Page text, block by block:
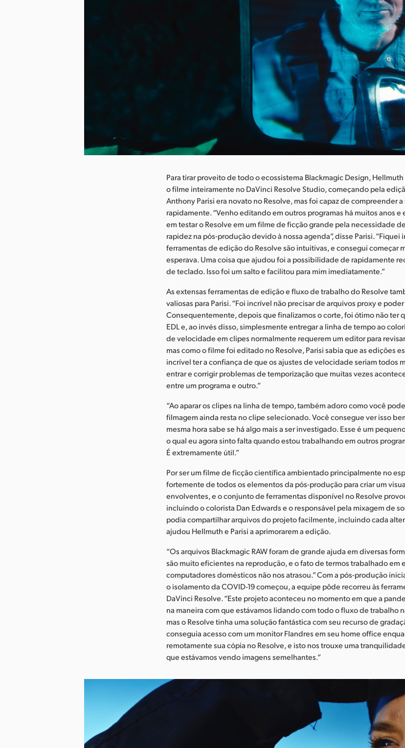
Para tirar proveito de todo o ecossistema Blackmagic Design,
o filme inteiramente no DaVinci Resolve Studio, começando pela
Anthony Parisi era novato no Resolve, mas foi capaz de compreender
rapidamente. “Venho editando em outros programas há muitos anos e
em testar o Resolve em um filme de ficção grande pela necessidade
rapidez na pós-produção devido à nossa agenda”, disse Parisi. “Fiquei
ferramentas de edição do Resolve são intuitivas, e consegui começar
esperava. Uma coisa que ajudou foi a possibilidade de rapidamente
de teclado. Isso foi um salto e facilitou para mim imediatamente.”
As extensas ferramentas de edição e fluxo de trabalho do Resolve
valiosas para Parisi. “Foi incrível não precisar de arquivos proxy e
Consequentemente, depois que finalizamos o corte, foi ótimo não ter
EDL e, ao invés disso, simplesmente entregar a linha de tempo ao
de velocidade em clipes normalmente requerem um editor para
mas como o filme foi editado no Resolve, Parisi sabia que as edições
incrível ter a confiança de que os ajustes de velocidade seriam todos
entrar e corrigir problemas de temporização que muitas vezes
entre um programa e outro.”
“Ao aparar os clipes na linha de tempo, também adoro como você
filmagem ainda resta no clipe selecionado. Você consegue ver isso
mesma hora sabe se há algo mais a ser investigado. Esse é um
o qual eu agora sinto falta quando estou trabalhando em outros
É extremamente útil.”
Por ser um filme de ficção científica ambientado principalmente no
fortemente de todos os elementos da pós-produção para criar um
envolventes, e o conjunto de ferramentas disponível no Resolve
incluindo o colorista Dan Edwards e o responsável pela mixagem de
podia compartilhar arquivos do projeto facilmente, incluindo cada
ajudou Hellmuth e Parisi a aprimorarem a edição.
“Os arquivos Blackmagic RAW foram de grande ajuda em diversas
são muito eficientes na reprodução, e o fato de termos trabalhado em
computadores domésticos não nos atrasou.” Com a pós-produção
o isolamento da COVID-19 começou, a equipe pôde recorreu às
DaVinci Resolve. “Este projeto aconteceu no momento em que a
na maneira com que estávamos lidando com todo o fluxo de trabalho
mas o Resolve tinha uma solução fantástica com seu recurso de
conseguia acesso com um monitor Flandres em seu home office
remotamente sua cópia no Resolve, e isto nos trouxe uma
que estávamos vendo imagens semelhantes.”